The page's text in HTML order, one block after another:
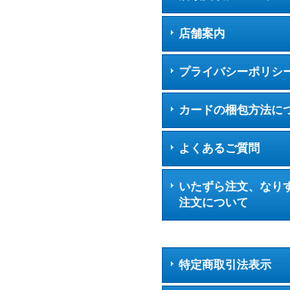
店舗案内
プライバシーポリシ
カードの梱包方法に
よくあるご質問
いたずら注文、なり
注文について
特定商取引法表示